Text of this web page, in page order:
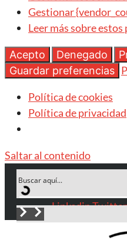
Gestionar
Leer más sobre
Acepto Denegado
Guardar preferencias
Política de cookies
Política de privacidad
Saltar al contenido
LinkedinTwitter